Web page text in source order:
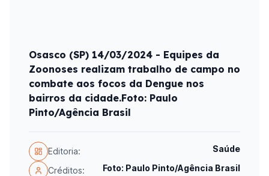
Osasco (SP) 14/03/2024 - Equipes da
Zoonoses realizam trabalho de campo no
combate aos focos da Dengue nos
bairros da cidade.Foto: Paulo
Pinto/Agência Brasil
Editoria: Saúde
Créditos:
Foto: Paulo Pinto/Agência Brasil